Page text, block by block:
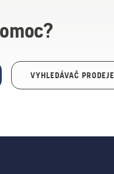
VYHLEDÁVAČ